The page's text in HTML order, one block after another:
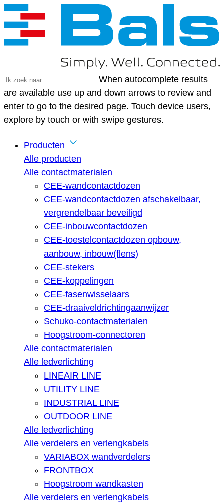
When autocomplete results
are available use up and down arrows to review and
enter to go to the desired page. Touch device users,
explore by touch or with swipe gestures.
Producten
Alle producten
Alle contactmaterialen
CEE-wandcontactdozen
CEE-wandcontactdozen afschakelbaar,
vergrendelbaar beveiligd
CEE-inbouwcontactdozen
CEE-toestelcontactdozen opbouw,
aanbouw, inbouw(flens)
CEE-stekers
CEE-koppelingen
CEE-fasenwisselaars
CEE-draaiveldrichtingaanwijzer
Schuko-contactmaterialen
Hoogstroom-connectoren
Alle contactmaterialen
Alle ledverlichting
LINEAIR LINE
UTILITY LINE
INDUSTRIAL LINE
OUTDOOR LINE
Alle ledverlichting
Alle verdelers en verlengkabels
VARIABOX wandverdelers
FRONTBOX
Hoogstroom wandkasten
Alle verdelers en verlengkabels